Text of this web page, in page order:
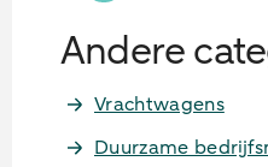
Andere
Vrachtwagens
Duurzame